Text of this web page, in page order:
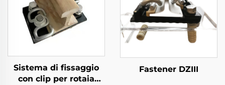
Sistema di fissaggio
con clip per rotaia
Fastener DZIII